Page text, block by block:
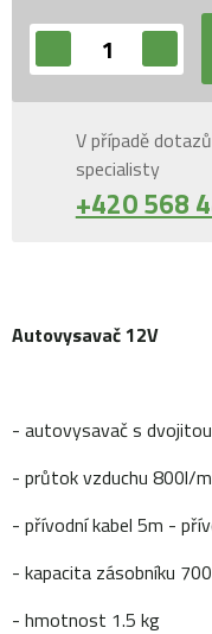
V případě
specialisty
+420 568
Autovysavač 12V
- autovysavač s
- průtok vzduchu 800l/
- přívodní kabel 5m -
- kapacita zásobníku
- hmotnost 1.5 kg